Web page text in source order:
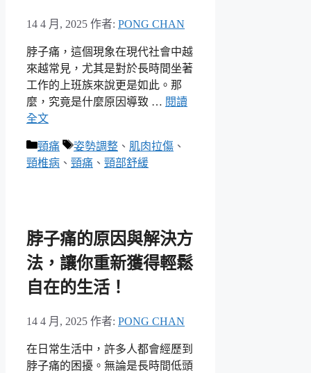
14 4 月, 2025 作者: PONG CHAN
脖子痛，這個現象在現代社會中越
來越常見，尤其是對於長時間坐著
工作的上班族來說更是如此。那
麼，究竟是什麼原因導致 … 閱讀
全文
分
類
頸痛
標
籤
姿勢調整 、 肌肉拉傷 、
頸椎病 、 頸痛 、 頸部舒緩
脖子痛的原因與解決方
法，讓你重新獲得輕鬆
自在的生活！
14 4 月, 2025 作者: PONG CHAN
在日常生活中，許多人都會經歷到
脖子痛的困擾。無論是長時間低頭